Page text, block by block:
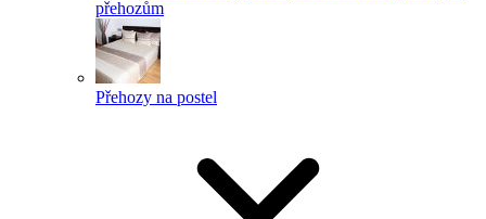
přehozům
Přehozy na postel